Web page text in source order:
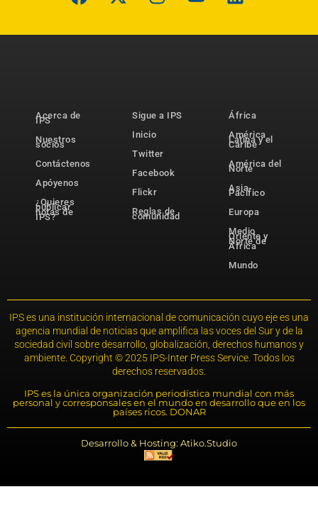
Acerca de
IPS
Nuestros
socios
Contáctenos
Apóyenos
¿Quieres
publicar
notas de
IPS?
Sigue a IPS
Inicio
Twitter
Facebook
Flickr
Reglas de
comunidad
África
América
Latina y el
Caribe
América del
Norte
Asia-
Pacífico
Europa
Medio
Oriente y
Norte de
África
Mundo
IPS es una institución internacional de comunicación cuyo eje es una
agencia mundial de noticias que amplifica las voces del Sur y de la
sociedad civil sobre desarrollo, globalización, derechos humanos y
ambiente. Copyright © 2025 IPS-Inter Press Service. Todos los
derechos reservados.
IPS es la única organización periodística mundial con más
personal y corresponsales en el mundo en desarrollo que en los
países ricos. DONAR
Desarrollo & Hosting: Atiko.Studio